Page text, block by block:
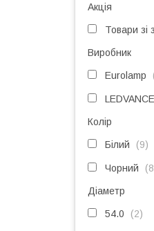
Акція
Товари зі
Виробник
Eurolamp
LEDVANCE
Колір
Білий 9
Чорний 8
Діаметр
54.0 2